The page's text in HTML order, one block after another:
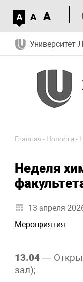
A A A
Университет
Главная - Новости -
Неделя
13 апреля
Мероприятия
13.04 —
зал);